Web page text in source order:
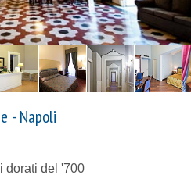
- Napoli
dorati del '700